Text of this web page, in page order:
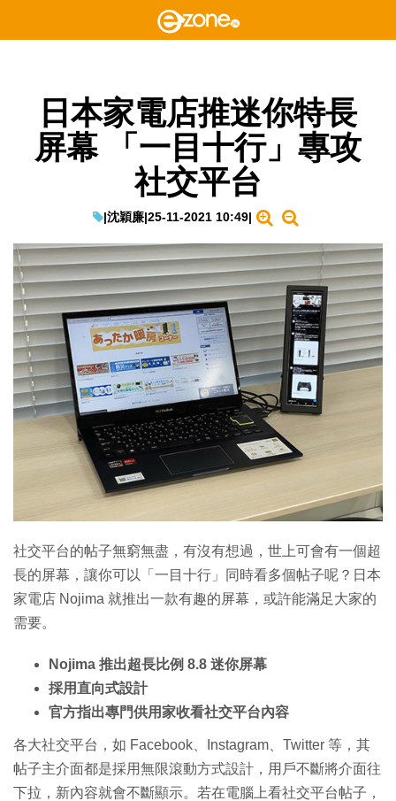
日本家電店推迷你特長
屏幕 「一目十行」專攻
社交平台
|沈穎廉|25-11-2021 10:49|
社交平台的帖子無窮無盡，有沒有想過，世上可會有一個超
長的屏幕，讓你可以「一目十行」同時看多個帖子呢？日本
家電店 Nojima 就推出一款有趣的屏幕，或許能滿足大家的
需要。
Nojima 推出超長比例 8.8 迷你屏幕
採用直向式設計
官方指出專門供用家收看社交平台內容
各大社交平台，如 Facebook、Instagram、Twitter 等，其
帖子主介面都是採用無限滾動方式設計，用戶不斷將介面往
下拉，新內容就會不斷顯示。若在電腦上看社交平台帖子，